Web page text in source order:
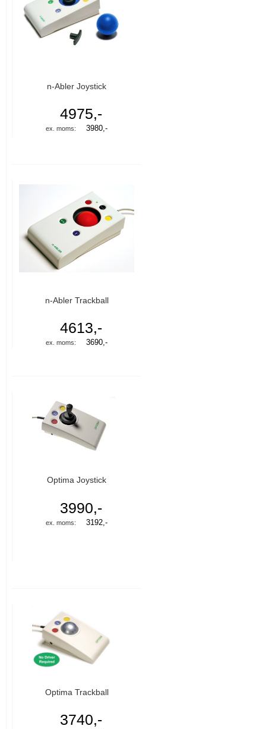
n-Abler Joystick
4975,-
3980,-
n-Abler Trackball
4613,-
3690,-
Optima Joystick
3990,-
3192,-
Optima Trackball
3740,-